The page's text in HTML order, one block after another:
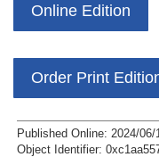
Online Edition
Order Print
Published Online: 2024/06/
Object Identifier: